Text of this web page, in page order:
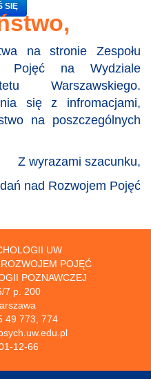
SIĘ
na stronie Zespołu
Pojęć na Wydziale
Warszawskiego.
się z infromacjami,
na poszczególnych
Z wyrazami szacunku,
nad Rozwojem Pojęć
UW
POJĘĆ
POZNAWCZEJ
7 p. 200
49 773, 774
12-66